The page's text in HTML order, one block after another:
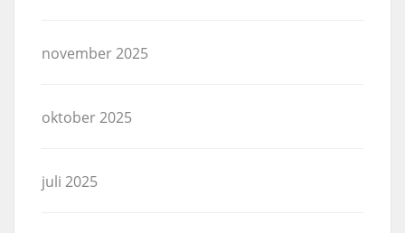
november 2025
oktober 2025
juli 2025